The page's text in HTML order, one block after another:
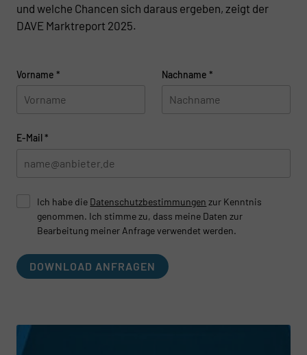
und welche Chancen sich daraus ergeben, zeigt der
DAVE Marktreport 2025.
Vorname * Nachname *
E-Mail*
Ich habe die Datenschutzbestimmungen zur Kenntnis
genommen. Ich stimme zu, dass meine Daten zur
Bearbeitung meiner Anfrage verwendet werden.
DOWNLOAD ANFRAGEN